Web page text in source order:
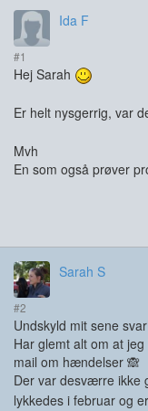
Ida F
#1
Hej Sarah
Er helt nysgerrig, var
Mvh
En som også prøver
Sarah S
#2
Undskyld mit sene
Har glemt alt om at
mail om hændelser 🙈
Der var desværre ikke
lykkedes i februar og